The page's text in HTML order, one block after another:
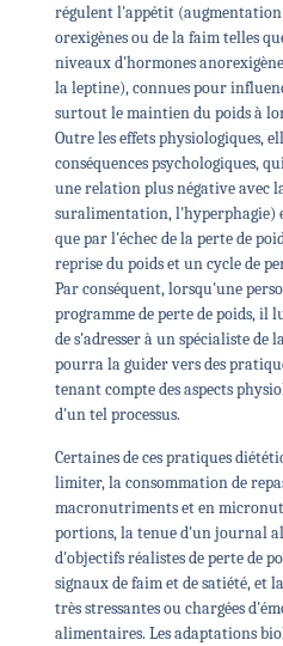
régulent l'appétit
orexigènes ou de la faim telles
niveaux d'hormones
la leptine), connues pour
surtout le maintien du poids à
Outre les effets physiologiques,
conséquences psychologiques,
une relation plus négative avec
suralimentation, l'hyperphagie)
que par l'échec de la perte de
reprise du poids et un cycle de
Par conséquent, lorsqu'une
programme de perte de poids, il
de s'adresser à un spécialiste
pourra la guider vers des
tenant compte des aspects
d'un tel processus.
Certaines de ces pratiques
limiter, la consommation de
macronutriments et en
portions, la tenue d'un journal
d'objectifs réalistes de perte de
signaux de faim et de satiété, et
très stressantes ou chargées
alimentaires. Les adaptations